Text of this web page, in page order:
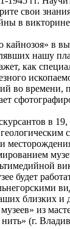
свои
в
кайнозоя» в
нашу
как
во времени,
в 19,
будет
близких и
из
(г.